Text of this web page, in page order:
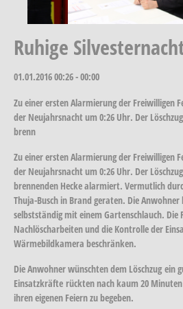
Ruhige
01.01.201600:26 - 00:00
Zu einer ersten Alarmierung der Freiwilligen
der Neujahrsnacht um 0:26 Uhr. Der
brenn
Zu einer ersten Alarmierung der Freiwilligen
der Neujahrsnacht um 0:26 Uhr. Der
brennenden Hecke alarmiert. Vermutlich
Thuja-Busch in Brand geraten. Die
selbstständig mit einem Gartenschlauch. Die
Nachlöscharbeiten und die Kontrolle der
Wärmebildkamera beschränken.
Die Anwohner wünschten dem Löschzug ein
Einsatzkräfte rückten nach kaum 20
ihren eigenen Feiern zu begeben.